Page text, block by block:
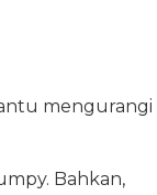
mengurangi
Bahkan,